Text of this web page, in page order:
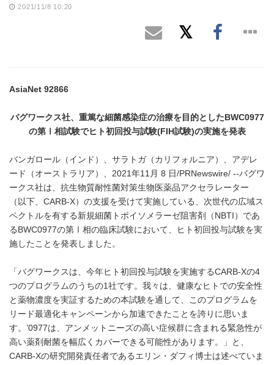
2021/11/8 10:20
AsiaNet 92866
バグワークス社、重篤な細菌感染症の治療を目的とした BWC0977
の第Ⅰ相試験でヒト初回投与試験(FIH試験)の実施を発表
バンガロール（インド）、サラトガ（カリフォルニア）、アデレ
ード（オーストラリア）、2021年11月 8 日/PRNewswire/ --バグワ
ークス社は、抗生物質耐性菌対策生物医薬品アクセラレーター
（以下、CARB-X）の支援を受けて実施している、次世代の広域ス
ペクトルを有する新規細菌トポイソメラーゼ阻害剤（NBTI）であ
るBWC0977の第Ⅰ相の臨床試験において、ヒト初回投与試験を実
施したことを発表しました。
「バグワークスは、今年ヒト初回投与試験を実施するCARB-Xの4
つのプログラムのうちの1社です。我々は、健康なヒトでの安全性
と薬物濃度を実証するための本試験を通して、このプログラムを
リード最適化キャンペーンから加速できたことを誇りに思いま
す。’0977は、アンメットニーズの高い症候群に含まれる緊急性が
高い薬剤耐菌を幅広くカバーできる可能性があります。」と、
CARB-Xの研究開発責任者であるエリン・ダフィ博士は述べていま